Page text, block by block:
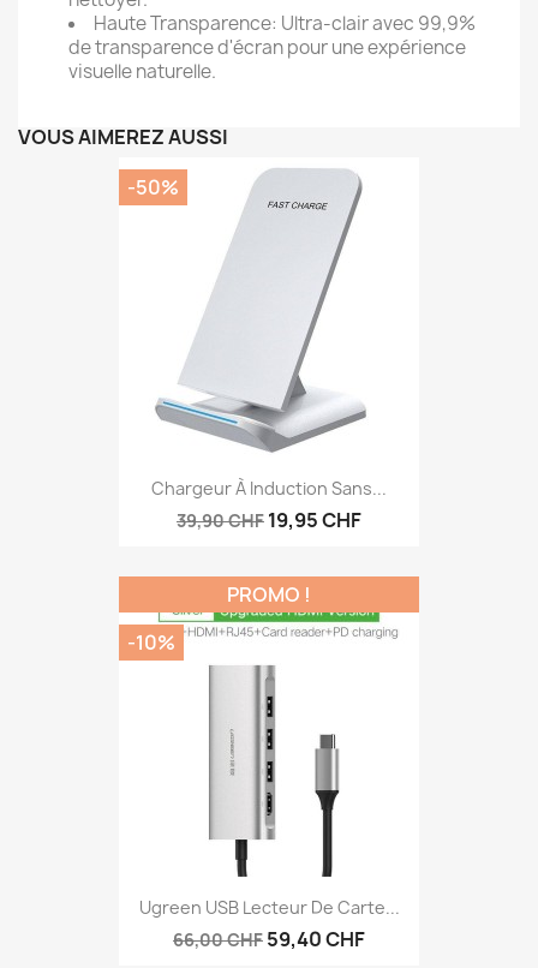
Haute Transparence: Ultra-clair avec 99,9%
de transparence d'écran pour une expérience
visuelle naturelle.
VOUS AIMEREZ AUSSI
Chargeur À Induction Sans...
39,90 CHF 19,95 CHF
-50%
Ugreen USB Lecteur De Carte...
66,00 CHF 59,40 CHF
PROMO !
-10%